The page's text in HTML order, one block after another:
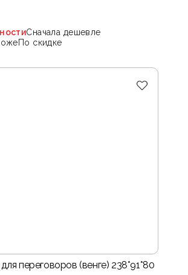
Сначала дешевле
По скидке
переговоров (венге) 238*91*80